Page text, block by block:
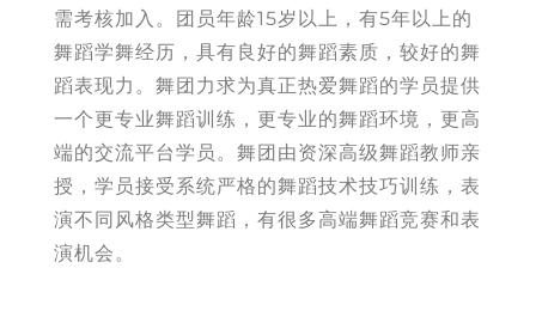
需考核加入。团员年龄15岁以上，有5年以上的
舞蹈学舞经历，具有良好的舞蹈素质，较好的舞
蹈表现力。舞团力求为真正热爱舞蹈的学员提供
一个更专业舞蹈训练，更专业的舞蹈环境，更高
端的交流平台学员。舞团由资深高级舞蹈教师亲
授，学员接受系统严格的舞蹈技术技巧训练，表
演不同风格类型舞蹈，有很多高端舞蹈竞赛和表
演机会。